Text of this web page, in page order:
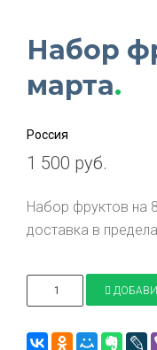
Набор
марта.
Россия
1 500 руб.
Набор фруктов на
доставка в